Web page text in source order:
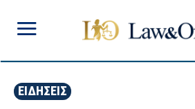
ΕΙΔΗΣΕΙΣ